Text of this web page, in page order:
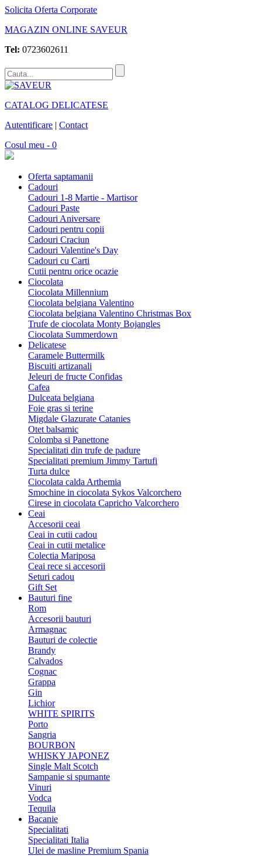
Solicita Oferta Corporate
MAGAZIN ONLINE SAVEUR
Tel: 0723602611
CATALOG DELICATESE
Autentificare | Contact
Cosul meu - 0
Oferta saptamanii
Cadouri
Cadouri 1-8 Martie - Martisor
Cadouri Paste
Cadouri Aniversare
Cadouri pentru copii
Cadouri Craciun
Cadouri Valentine's Day
Cadouri cu Carti
Cutii pentru orice ocazie
Ciocolata
Ciocolata Millennium
Ciocolata belgiana Valentino
Ciocolata belgiana Valentino Christmas Box
Trufe de ciocolata Monty Bojangles
Ciocolata Summerdown
Delicatese
Caramele Buttermilk
Biscuiti artizanali
Jeleuri de fructe Confidas
Cafea
Dulceata belgiana
Foie gras si terine
Migdale Glazurate Catanies
Otet balsamic
Colomba si Panettone
Specialitati din trufe de padure
Specialitati premium Jimmy Tartufi
Turta dulce
Ciocolata calda Arthemia
Smochine in ciocolata Sykos Valcorchero
Cirese in ciocolata Capricho Valcorchero
Ceai
Accesorii ceai
Ceai in cutii cadou
Ceai in cutii metalice
Colectia Mariposa
Ceai rece si accesorii
Seturi cadou
Gift Set
Bauturi fine
Rom
Accesorii bauturi
Armagnac
Bauturi de colectie
Brandy
Calvados
Cognac
Grappa
Gin
Lichior
WHITE SPIRITS
Porto
Sangria
BOURBON
WHISKY JAPONEZ
Single Malt Scotch
Sampanie si spumante
Vinuri
Vodca
Tequila
Bacanie
Specialitati
Specialitati Italia
Ulei de masline Premium Spania